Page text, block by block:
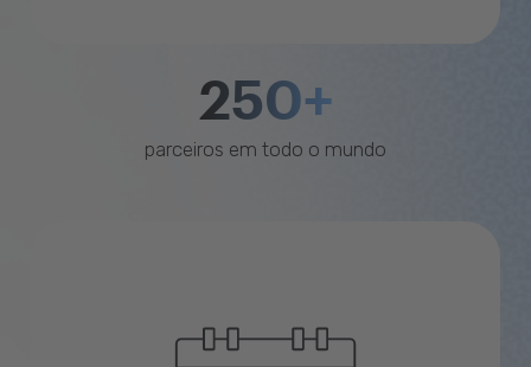
250+
parceiros em todo o mundo